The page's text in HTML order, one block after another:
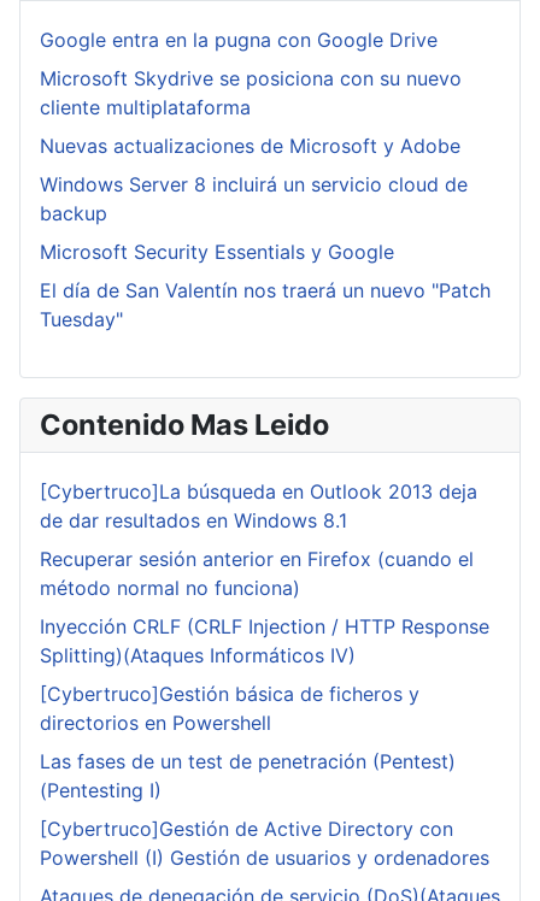
Google entra en la pugna con Google Drive
Microsoft Skydrive se posiciona con su nuevo
cliente multiplataforma
Nuevas actualizaciones de Microsoft y Adobe
Windows Server 8 incluirá un servicio cloud de
backup
Microsoft Security Essentials y Google
El día de San Valentín nos traerá un nuevo "Patch
Tuesday"
Contenido Mas Leido
[Cybertruco]La búsqueda en Outlook 2013 deja
de dar resultados en Windows 8.1
Recuperar sesión anterior en Firefox (cuando el
método normal no funciona)
Inyección CRLF (CRLF Injection / HTTP Response
Splitting)(Ataques Informáticos IV)
[Cybertruco]Gestión básica de ficheros y
directorios en Powershell
Las fases de un test de penetración (Pentest)
(Pentesting I)
[Cybertruco]Gestión de Active Directory con
Powershell (I) Gestión de usuarios y ordenadores